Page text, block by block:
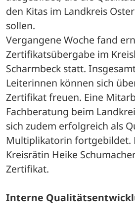
den Kitas im Landkreis
sollen.
Vergangene Woche fand
Zertifikatsübergabe im
Scharmbeck statt.
Leiterinnen können sich
Zertifikat freuen. Eine
Fachberatung beim
sich zudem erfolgreich als
Multiplikatorin fortgebildet.
Kreisrätin Heike
Zertifikat.
Interne